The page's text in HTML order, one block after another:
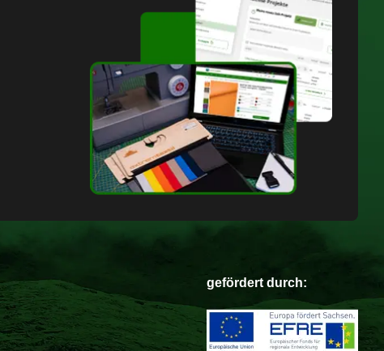
gefördert durch: